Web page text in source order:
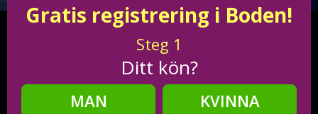
Gratis registrering i Boden!
Steg 1
Ditt kön?
MAN
KVINNA